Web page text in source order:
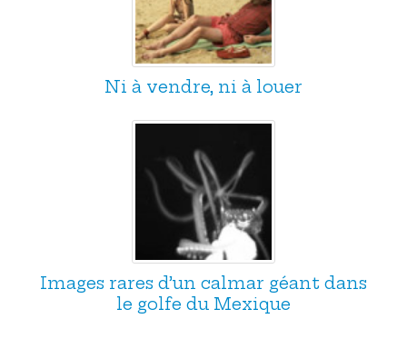
Ni à vendre, ni à louer
Images rares d’un calmar géant dans
le golfe du Mexique